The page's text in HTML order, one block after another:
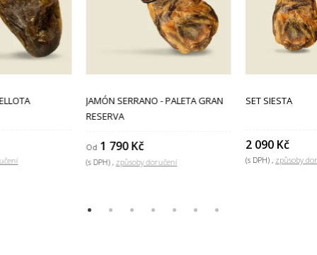
JAMÓN SERRANO - PALETA GRAN
RESERVA
Od 1 790 Kč
(s DPH) způsoby doručení
SET SIESTA
2 090 Kč
(s DPH) způsoby